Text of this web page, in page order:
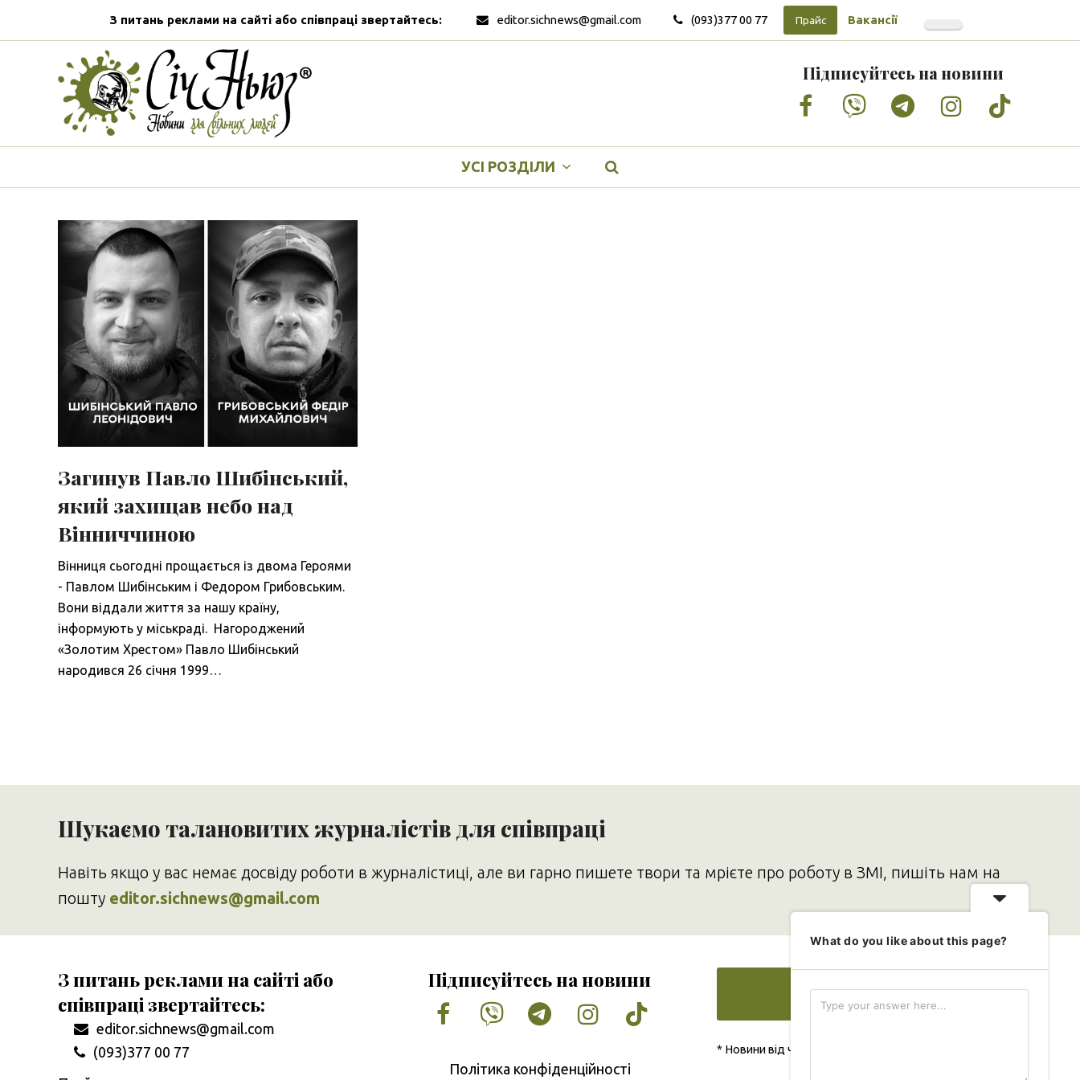
З питань реклами на сайті або співпраці звертайтесь: editor.sichnews@gmail.com (093)377 00 77 Прайс Вакансії
Підписуйтесь на новини
Facebook
VimeoTumblrInstagram
Tiktok
УСІ РОЗДІЛИ
Загинув Павло Шибінський,
який захищав небо над
Вінниччиною
Вінниця сьогодні прощається із двома Героями
- Павлом Шибінським і Федором Грибовським.
Вони віддали життя за нашу країну,
інформують у міськраді. Нагороджений
«Золотим Хрестом» Павло Шибінський
народився 26 січня 1999…
Шукаємо талановитих журналістів для співпраці
Навіть якщо у вас немає досвіду роботи в журналістиці, але ви гарно пишете твори та мрієте про роботу в ЗМІ, пишіть нам на
пошту editor.sichnews@gmail.com
З питань реклами на сайті або
співпраці звертайтесь:
editor.sichnews@gmail.com
(093)377 00 77
Підписуйтесь на новини
Facebook
VimeoTumblrInstagram
Tiktok
Політика конфіденційності
Додати свою новину
* Новини від читача публікуються безкоштовно
What do you like about this page?